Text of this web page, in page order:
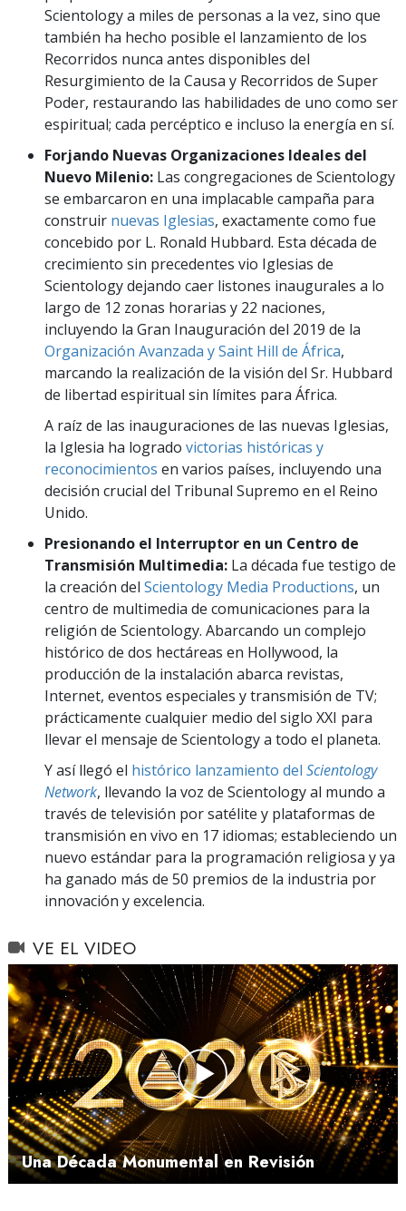
Scientology a miles de personas a la vez, sino que
también ha hecho posible el lanzamiento de los
Recorridos nunca antes disponibles del
Resurgimiento de la Causa y Recorridos de Super
Poder, restaurando las habilidades de uno como ser
espiritual; cada percéptico e incluso la energía en sí.
Forjando Nuevas Organizaciones Ideales del
Nuevo Milenio: Las congregaciones de Scientology
se embarcaron en una implacable campaña para
construir nuevas Iglesias, exactamente como fue
concebido por L. Ronald Hubbard. Esta década de
crecimiento sin precedentes vio Iglesias de
Scientology dejando caer listones inaugurales a lo
largo de 12 zonas horarias y 22 naciones,
incluyendo la Gran Inauguración del 2019 de la
Organización Avanzada y Saint Hill de África,
marcando la realización de la visión del Sr. Hubbard
de libertad espiritual sin límites para África.
A raíz de las inauguraciones de las nuevas Iglesias,
la Iglesia ha logrado victorias históricas y
reconocimientos en varios países, incluyendo una
decisión crucial del Tribunal Supremo en el Reino
Unido.
Presionando el Interruptor en un Centro de
Transmisión Multimedia: La década fue testigo de
la creación del Scientology Media Productions, un
centro de multimedia de comunicaciones para la
religión de Scientology. Abarcando un complejo
histórico de dos hectáreas en Hollywood, la
producción de la instalación abarca revistas,
Internet, eventos especiales y transmisión de TV;
prácticamente cualquier medio del siglo XXI para
llevar el mensaje de Scientology a todo el planeta.
Y así llegó el histórico lanzamiento del Scientology
Network, llevando la voz de Scientology al mundo a
través de televisión por satélite y plataformas de
transmisión en vivo en 17 idiomas; estableciendo un
nuevo estándar para la programación religiosa y ya
ha ganado más de 50 premios de la industria por
innovación y excelencia.
VE EL VIDEO
Play
Video
Una Década Monumental en Revisión